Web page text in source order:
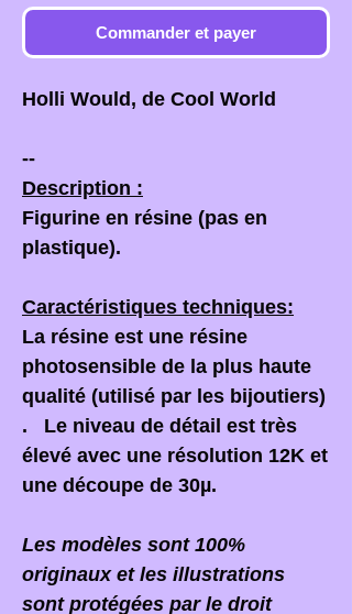
Commander et payer
Holli Would, de Cool World
--
Description :
Figurine en résine (pas en
plastique).
Caractéristiques techniques:
La résine est une résine
photosensible de la plus haute
qualité (utilisé par les bijoutiers)
. Le niveau de détail est très
élevé avec une résolution 12K et
une découpe de 30µ.
Les modèles sont 100%
originaux et les illustrations
sont protégées par le droit